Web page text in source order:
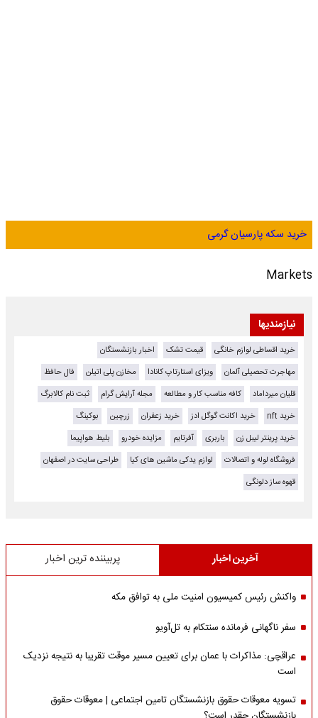
خرید سکه پارسیان گرمی
Markets
نیازمندیها
خرید اقساطی لوازم خانگی قیمت تشک
اخبار بازنشستگان
مهاجرت تحصیلی آلمان
ویزای استارتاپ کانادا مخازن پلی اتیلن
فال حافظ
قلیان میرداماد
کافه مناسب کار و مطالعه مجله آرایش گرام
ثبت نام کالابرگ
خرید nft
خرید اکانت گوگل ادز خرید زعفران زرچین
بوکینگ
خرید پرینتر لیبل زن
باربری آفرتایم مزایده خودرو
بلیط هواپیما
فروشگاه لوله و اتصالات
لوازم یدکی ماشین های کیا
طراحی سایت در اصفهان
قهوه ساز دلونگی
آخرین اخبار پربیننده ترین اخبار
واکنش رئیس کمیسیون امنیت ملی به توافق مکه
سفر ناگهانی فرمانده سنتکام به تل‌آویو
عراقچی: مذاکرات با عمان برای تعیین مسیر موقت تقریبا به نتیجه نزدیک
است
تسویه معوقات حقوق بازنشستگان تامین اجتماعی | معوقات حقوق